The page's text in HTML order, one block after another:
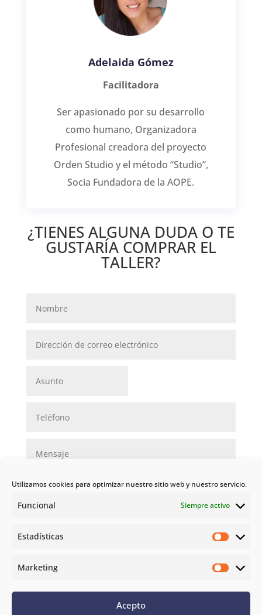
Utilizamos cookies para optimizar nuestro sitio web y nuestro servicio.
Funcional Siempre activo
Estadísticas
Marketing
Acepto
Adelaida Gómez
Facilitadora
Ser apasionado por su desarrollo
como humano, Organizadora
Profesional creadora del proyecto
Orden Studio y el método “Studio”,
Socia Fundadora de la AOPE.
¿TIENES ALGUNA DUDA O TE
GUSTARÍA COMPRAR EL
TALLER?
Enviar
Política de privacidad